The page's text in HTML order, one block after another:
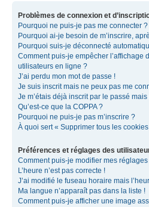
Problèmes de connexion et
Pourquoi ne puis-je pas me connecter ?
Pourquoi ai-je besoin de m’inscrire,
Pourquoi suis-je déconnecté
Comment puis-je empêcher l’affichage
utilisateurs en ligne ?
J’ai perdu mon mot de passe !
Je suis inscrit mais ne peux pas me
Je m’étais déjà inscrit par le passé
Qu’est-ce que la COPPA ?
Pourquoi ne puis-je pas m’inscrire ?
À quoi sert « Supprimer tous les
Préférences et réglages des
Comment puis-je modifier mes réglages
L’heure n’est pas correcte !
J’ai modifié le fuseau horaire mais
Ma langue n’apparaît pas dans la liste !
Comment puis-je afficher une image